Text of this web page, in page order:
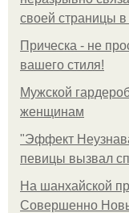
своей страницы в
Прическа - не
вашего стиля!
Мужской
женщинам
"Эффект
певицы вызвал
На шанхайской
Совершенно